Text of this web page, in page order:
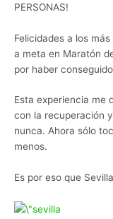
PERSONAS!
Felicidades a los
a meta en Maratón
por haber
Esta experiencia me
con la recuperación
nunca. Ahora sólo
menos.
Es por eso que